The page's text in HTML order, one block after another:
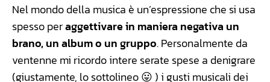
Nel mondo della musica è un’espressione che si usa
spesso peraggettivare in maniera negativa un
brano, un album o un gruppo. Personalmente da
ventenne mi ricordo intere serate spese a denigrare
(giustamente, lo sottolineo 😛 ) i gusti musicali dei